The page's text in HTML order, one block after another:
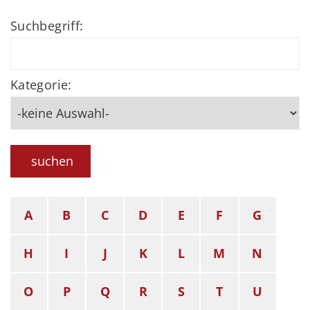
Suchbegriff:
Kategorie:
suchen
A B C D E F G
H I J K L M N
O P Q R S T U